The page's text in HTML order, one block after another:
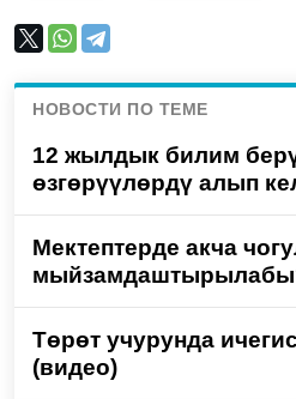
НОВОСТИ ПО ТЕМЕ
12 жылдык билим
өзгөрүүлөрдү алып
Мектептерде акча
Төрөт учурунда
(видео)